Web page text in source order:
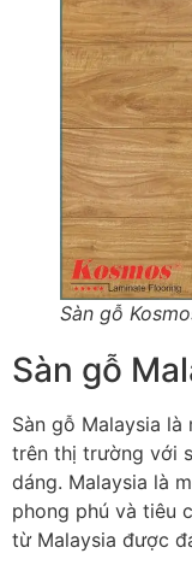
Sàn gỗ
Sàn gỗ
Sàn gỗ Malaysia
trên thị trường với
dáng. Malaysia là
phong phú và tiêu
từ Malaysia được